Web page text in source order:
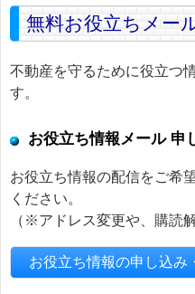
無料お役立ちメー
不動産を守るために役立つ
す。
お役立ち情報メール 申
お役立ち情報の配信をご希
ください。
（※アドレス変更や、購読
お役立ち情報の申し込み